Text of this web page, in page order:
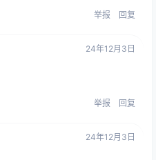
举报 回复
24年12月3日
举报 回复
24年12月3日